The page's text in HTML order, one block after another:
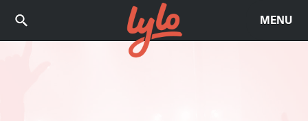
MENU